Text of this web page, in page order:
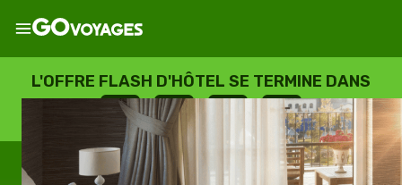
L'OFFRE FLASH D'HÔTEL SE TERMINE DANS
--
JOURS
: --
HEURES
: --
SECONDES